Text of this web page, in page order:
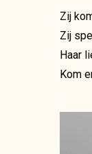
Zij
Zij
Haar
Kom